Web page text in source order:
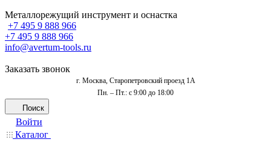
Металлорежущий инструмент и оснастка
+7 495 9 888 966
+7 495 9 888 966
info@avertum-tools.ru
Заказать звонок
г. Москва, Старопетровский проезд 1А
Пн. – Пт.: с 9:00 до 18:00
Поиск
Войти
Каталог